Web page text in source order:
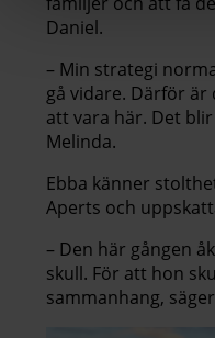
Daniel.
– Min strategi
gå vidare. Därför
att vara här. Det
Melinda.
Ebba känner
Aperts och
– Den här gången
skull. För att hon
sammanhang,